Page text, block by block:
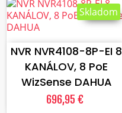
VLOŽIŤ DO KOŠÍKA
NVR NVR4108-8P-EI 8
KANÁLOV, 8 PoE
WizSense DAHUA
696,95 €
Skladom